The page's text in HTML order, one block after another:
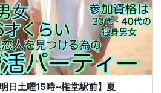
日土曜15時~権堂駅前】夏